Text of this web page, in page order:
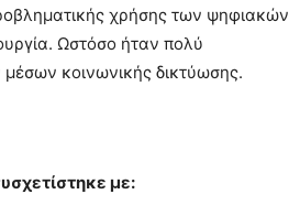
χρήσης των ψηφιακών
Ωστόσο ήταν πολύ
κοινωνικής δικτύωσης.
με: